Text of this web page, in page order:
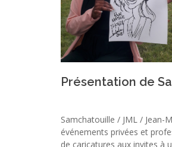
Présentation de
Samchatouille / JML / Jean-
événements privées et
de caricatures aux invites à